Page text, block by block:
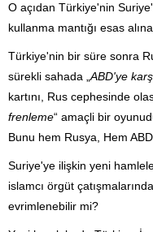
O açıdan Türkiye'nin
kullanma mantığı esas
Türkiye'nin bir süre sonra
sürekli sahada „ ABD'ye
kartını, Rus cephesinde
frenleme“ amaçli bir
Bunu hem Rusya, Hem
Suriye'ye ilişkin yeni
islamcı örgüt
evrimlenebilir mi?